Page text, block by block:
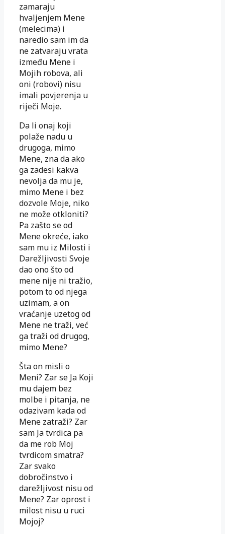
zamaraju
hvaljenjem Mene
(melecima) i
naredio sam im da
ne zatvaraju vrata
između Mene i
Mojih robova, ali
oni (robovi) nisu
imali povjerenja u
riječi Moje.
Da li onaj koji
polaže nadu u
drugoga, mimo
Mene, zna da ako
ga zadesi kakva
nevolja da mu je,
mimo Mene i bez
dozvole Moje, niko
ne može otkloniti?
Pa zašto se od
Mene okreće, iako
sam mu iz Milosti i
Darežljivosti Svoje
dao ono što od
mene nije ni tražio,
potom to od njega
uzimam, a on
vraćanje uzetog od
Mene ne traži, već
ga traži od drugog,
mimo Mene?
Šta on misli o
Meni? Zar se Ja Koji
mu dajem bez
molbe i pitanja, ne
odazivam kada od
Mene zatraži? Zar
sam Ja tvrdica pa
da me rob Moj
tvrdicom smatra?
Zar svako
dobročinstvo i
darežljivost nisu od
Mene? Zar oprost i
milost nisu u ruci
Mojoj?